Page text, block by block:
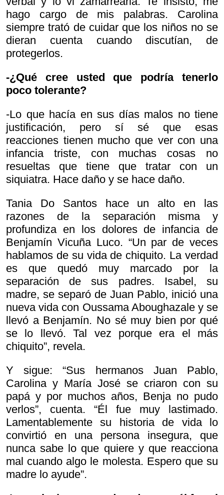
hago cargo de mis palabras. Carolina
siempre trató de cuidar que los niños no se
dieran cuenta cuando discutían, de
protegerlos.
-¿Qué cree usted que podría tenerlo
poco tolerante?
-Lo que hacía en sus días malos no tiene
justificación, pero sí sé que esas
reacciones tienen mucho que ver con una
infancia triste, con muchas cosas no
resueltas que tiene que tratar con un
siquiatra. Hace daño y se hace daño.
Tania Do Santos hace un alto en las
razones de la separación misma y
profundiza en los dolores de infancia de
Benjamín Vicuña Luco. “Un par de veces
hablamos de su vida de chiquito. La verdad
es que quedó muy marcado por la
separación de sus padres. Isabel, su
madre, se separó de Juan Pablo, inició una
nueva vida con Oussama Aboughazale y se
llevó a Benjamín. No sé muy bien por qué
se lo llevó. Tal vez porque era el más
chiquito”, revela.
Y sigue: “Sus hermanos Juan Pablo,
Carolina y María José se criaron con su
papá y por muchos años, Benja no pudo
verlos”, cuenta. “Él fue muy lastimado.
Lamentablemente su historia de vida lo
convirtió en una persona insegura, que
nunca sabe lo que quiere y que reacciona
mal cuando algo le molesta. Espero que su
madre lo ayude”.